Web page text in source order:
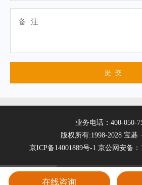
业务电话：400-050-
版权所有:1998-2028 宝碁
京ICP备14001889号-1 京公网安备：
在线咨询